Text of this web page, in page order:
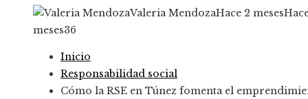
Valeria MendozaHace 2 meses
meses36
Inicio
Responsabilidad social
Cómo la RSE en Túnez fomenta el